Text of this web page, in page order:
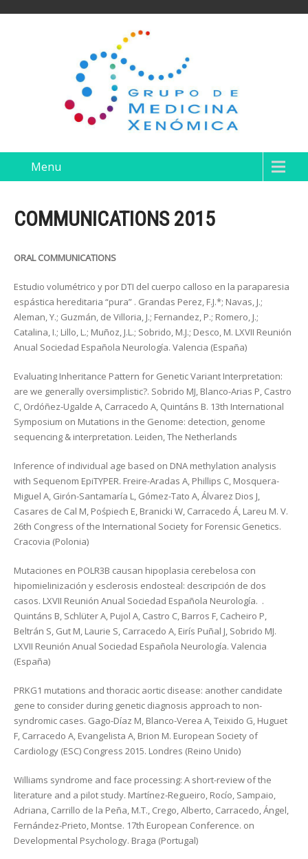
Menu
COMMUNICATIONS 2015
ORAL COMMUNICATIONS
Estudio volumétrico y por DTI del cuerpo calloso en la paraparesia
espástica hereditaria “pura” . Grandas Perez, F.J.*; Navas, J.;
Aleman, Y.; Guzmán, de Villoria, J.; Fernandez, P.; Romero, J.;
Catalina, I.; Lillo, L.; Muñoz, J.L.; Sobrido, M.J.; Desco, M. LXVII Reunión
Anual Sociedad Española Neurología. Valencia (España)
Evaluating Inheritance Pattern for Genetic Variant Interpretation:
are we generally oversimplistic?. Sobrido MJ, Blanco-Arias P, Castro
C, Ordóñez-Ugalde A, Carracedo A, Quintáns B. 13th International
Symposium on Mutations in the Genome: detection, genome
sequencing & interpretation. Leiden, The Netherlands
Inference of individual age based on DNA methylation analysis
with Sequenom EpiTYPER. Freire-Aradas A, Phillips C, Mosquera-
Miguel A, Girón-Santamaría L, Gómez-Tato A, Álvarez Dios J,
Casares de Cal M, Pośpiech E, Branicki W, Carracedo Á, Lareu M. V.
26th Congress of the International Society for Forensic Genetics.
Cracovia (Polonia)
Mutaciones en POLR3B causan hipoplasia cerebelosa con
hipomielinización y esclerosis endosteal: descripción de dos
casos. LXVII Reunión Anual Sociedad Española Neurología. .
Quintáns B, Schlüter A, Pujol A, Castro C, Barros F, Cacheiro P,
Beltrán S, Gut M, Laurie S, Carracedo A, Eirís Puñal J, Sobrido MJ.
LXVII Reunión Anual Sociedad Española Neurología. Valencia
(España)
PRKG1 mutations and thoracic aortic disease: another candidate
gene to consider during genetic diagnosis approach to non-
syndromic cases. Gago-Díaz M, Blanco-Verea A, Teixido G, Huguet
F, Carracedo A, Evangelista A, Brion M. European Society of
Cardiology (ESC) Congress 2015. Londres (Reino Unido)
Williams syndrome and face processing: A short-review of the
literature and a pilot study. Martínez-Regueiro, Rocío, Sampaio,
Adriana, Carrillo de la Peña, M.T., Crego, Alberto, Carracedo, Ángel,
Fernández-Prieto, Montse. 17th European Conference. on
Developmental Psychology. Braga (Portugal)